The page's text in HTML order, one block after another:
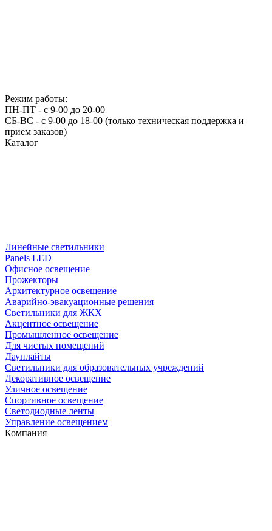
Режим работы:
ПН-ПТ - с 9-00 до 20-00
СБ-ВС - с 9-00 до 18-00 (только техническая поддержка и
прием заказов)
Каталог
Линейные светильники
Panels LED
Офисное освещение
Прожекторы
Архитектурное освещение
Аварийно-эвакуационные решения
Светильники для ЖКХ
Акцентное освещение
Промышленное освещение
Для чистых помещений
Даунлайты
Светильники для образовательных учреждений
Декоративное освещение
Уличное освещение
Спортивное освещение
Светодиодные ленты
Управление освещением
Компания